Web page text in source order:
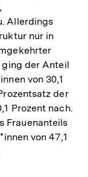
Allerdings
nur in
ging der Anteil
von 30,1
der
Prozent nach.
Frauenanteils
von 47,1